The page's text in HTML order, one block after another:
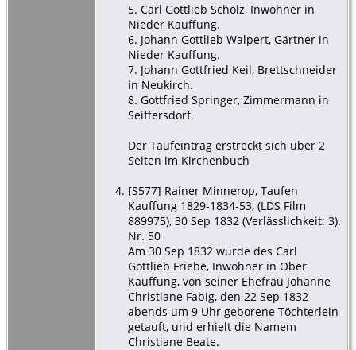
5. Carl Gottlieb Scholz, Inwohner in
Nieder Kauffung.
6. Johann Gottlieb Walpert, Gärtner in
Nieder Kauffung.
7. Johann Gottfried Keil, Brettschneider
in Neukirch.
8. Gottfried Springer, Zimmermann in
Seiffersdorf.
Der Taufeintrag erstreckt sich über 2
Seiten im Kirchenbuch
[S577] Rainer Minnerop, Taufen
Kauffung 1829-1834-53, (LDS Film
889975), 30 Sep 1832 (Verlässlichkeit: 3).
Nr. 50
Am 30 Sep 1832 wurde des Carl
Gottlieb Friebe, Inwohner in Ober
Kauffung, von seiner Ehefrau Johanne
Christiane Fabig, den 22 Sep 1832
abends um 9 Uhr geborene Töchterlein
getauft, und erhielt die Namem
Christiane Beate.